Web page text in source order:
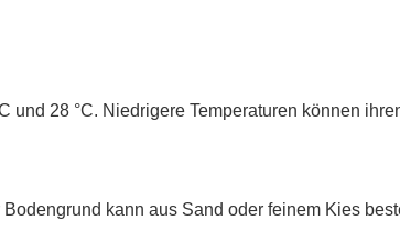
28 °C. Niedrigere Temperaturen können
kann aus Sand oder feinem Kies